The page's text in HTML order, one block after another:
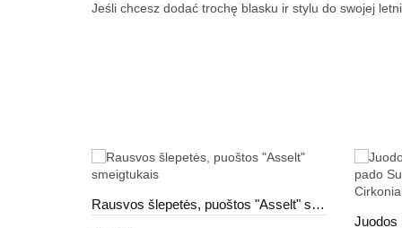
Jeśli chcesz dodać trochę blasku ir stylu do swojej
Rausvos šlepetės, puoštos "Asselt" smeigtukais